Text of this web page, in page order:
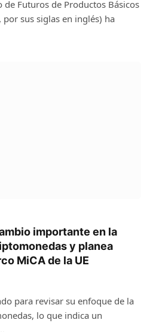
de Futuros de Productos Básicos
por sus siglas en inglés) ha
importante en la
y planea
MiCA de la UE
para revisar su enfoque de la
lo que indica un